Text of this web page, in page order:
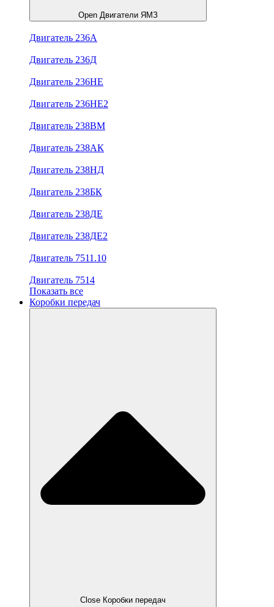
Open Двигатели ЯМЗ
Двигатель 236А
Двигатель 236Д
Двигатель 236НЕ
Двигатель 236НЕ2
Двигатель 238ВМ
Двигатель 238АК
Двигатель 238НД
Двигатель 238БК
Двигатель 238ДЕ
Двигатель 238ДЕ2
Двигатель 7511.10
Двигатель 7514
Показать все
Коробки передач
Close Коробки передач